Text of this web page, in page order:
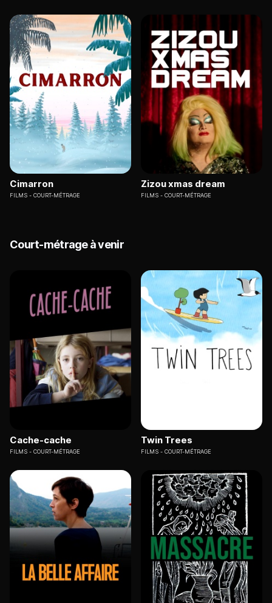
Cimarron
FILMS COURT-MÉTRAGE
Zizou xmas dream
FILMS COURT-MÉTRAGE
Court-métrage à venir
Cache-cache
FILMS COURT-MÉTRAGE
Twin Trees
FILMS COURT-MÉTRAGE